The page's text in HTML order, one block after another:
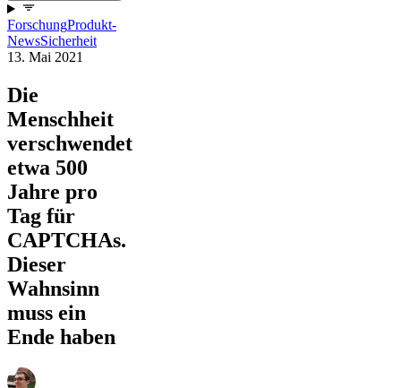
ForschungProdukt-
NewsSicherheit
13. Mai 2021
Die
Menschheit
verschwendet
etwa 500
Jahre pro
Tag für
CAPTCHAs.
Dieser
Wahnsinn
muss ein
Ende haben